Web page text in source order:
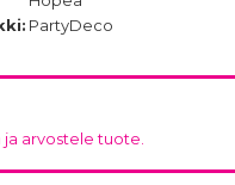
PartyDeco
ja arvostele tuote.